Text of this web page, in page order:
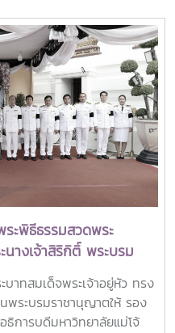
นประธานเปิดงาน ณ โรงแรม
ซ่าลาดพร้าว กทม.สำหรับ
Forum 2026 มี
ประจำกระทรวง อว.
า รมว.อว. ศ.ดร.ศุภชัย
พันธุ์เพิ่มศักดิ์ อารุณี รองปลัด
ผู้ช่วยปลัดกระทรวง อว.
อว. Professor Tan Eng
of Singapore
Tsinghua
Eng Chye อธิการบดี
Yang Bin รองประธาน
ะธานที่ประชุมอธิการบดี ทั้ง
ประเทศไทย (ทปอ.) ที่ประชุม
.มรภ.) ที่ประชุมอธิการบดี
ทปอ.มทร.) สมาคมสถาบัน
ระพิธีธรรมสวดพระ
างเจ้าสิริกิติ์ พระบรม
หลวง พร้อมเข้ากราบ
าลูกเธอ เจ้าฟ้าพัชรกิติยา
งราชสาริณีสิริพัชร มหา
าทสมเด็จพระเจ้าอยู่หัว ทรง
พระบรมราชานุญาตให้ รอง
ธิการบดีมหาวิทยาลัยแม่โจ้